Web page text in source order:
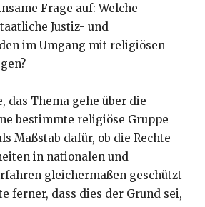
Frage auf: Welche
Justiz- und
im Umgang mit religiösen
das Thema gehe über die
bestimmte religiöse Gruppe
Maßstab dafür, ob die Rechte
in nationalen und
gleichermaßen geschützt
ferner, dass dies der Grund sei,